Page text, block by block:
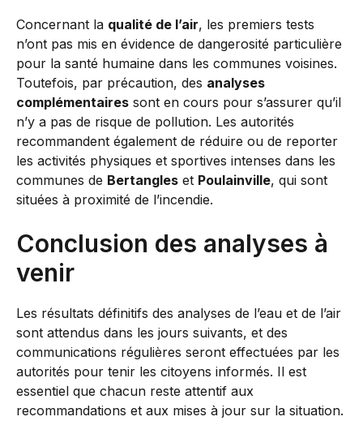
Concernant la qualité de l’air, les premiers tests
n’ont pas mis en évidence de dangerosité particulière
pour la santé humaine dans les communes voisines.
Toutefois, par précaution, des analyses
complémentaires sont en cours pour s’assurer qu’il
n’y a pas de risque de pollution. Les autorités
recommandent également de réduire ou de reporter
les activités physiques et sportives intenses dans les
communes de Bertangles et Poulainville, qui sont
situées à proximité de l’incendie.
Conclusion des analyses à
venir
Les résultats définitifs des analyses de l’eau et de l’air
sont attendus dans les jours suivants, et des
communications régulières seront effectuées par les
autorités pour tenir les citoyens informés. Il est
essentiel que chacun reste attentif aux
recommandations et aux mises à jour sur la situation.